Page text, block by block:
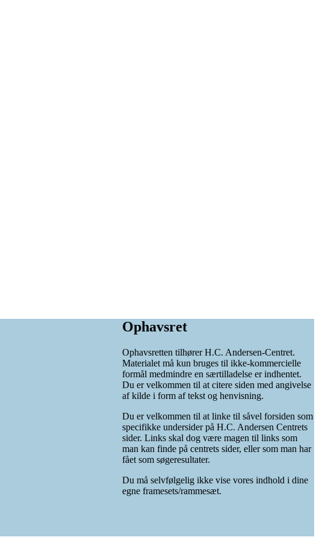
Ophavsret
Ophavsretten tilhører H.C. Andersen-Centret.
Materialet må kun bruges til ikke-kommercielle
formål medmindre en særtilladelse er indhentet.
Du er velkommen til at citere siden med angivelse
af kilde i form af tekst og henvisning.
Du er velkommen til at linke til såvel forsiden som
specifikke undersider på H.C. Andersen Centrets
sider. Links skal dog være magen til links som
man kan finde på centrets sider, eller som man har
fået som søgeresultater.
Du må selvfølgelig ikke vise vores indhold i dine
egne framesets/rammesæt.